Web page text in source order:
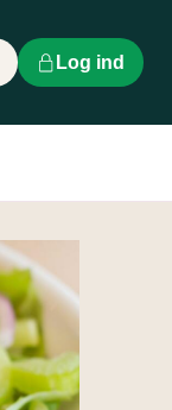
Log ind